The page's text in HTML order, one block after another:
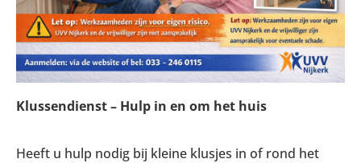
Klussendienst – Hulp in en om het huis
Heeft u hulp nodig bij kleine klusjes in of rond het